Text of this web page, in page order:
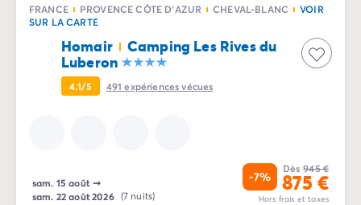
FRANCE PROVENCE CÔTE D'AZUR CHEVAL-BLANC
VOIR
SUR LA CARTE
Homair
Camping Les Rives du
Luberon
4.1/5 491expériences vécues
sam. 15 août ➞
sam. 22 août 2026 (7 nuits)
-7%
Dès 945 €
875 €
Hors frais et taxes